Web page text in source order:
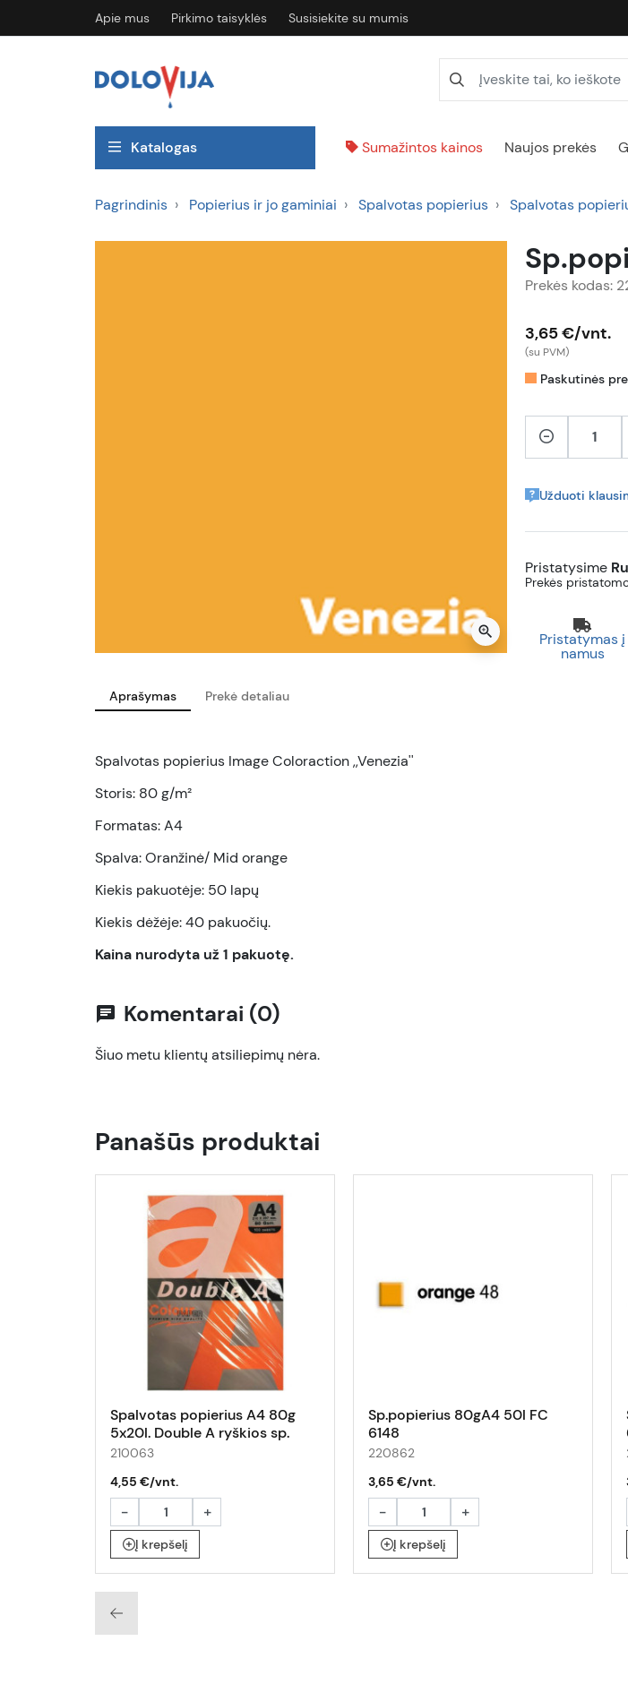
Apie mus Pirkimo taisyklės Susisiekite su mumis
Katalogas Sumažintos kainos Naujos prekės
Pagrindinis Popierius ir jo gaminiai Spalvotas popierius Spalvotas
zoom_in
Prekės kodas:
3,65 €/vnt.
(su PVM)
Paskutinės
Užduoti
Pristatysime
Prekės
Pristatymas į
namus
Aprašymas Prekė detaliau
Spalvotas popierius Image Coloraction ,,Venezia''
Storis: 80 g/m²
Formatas: A4
Spalva: Oranžinė/ Mid orange
Kiekis pakuotėje: 50 lapų
Kiekis dėžėje: 40 pakuočių.
Kaina nurodyta už 1 pakuotę.
chat Komentarai (0)
Šiuo metu klientų atsiliepimų nėra.
Panašūs produktai
Spalvotas popierius A4 80g
5x20l. Double A ryškios sp.
210063
4,55 €/vnt.
- +
Į krepšelį
Sp.popierius 80gA4 50l FC
6148
220862
3,65 €/vnt.
- +
Į krepšelį